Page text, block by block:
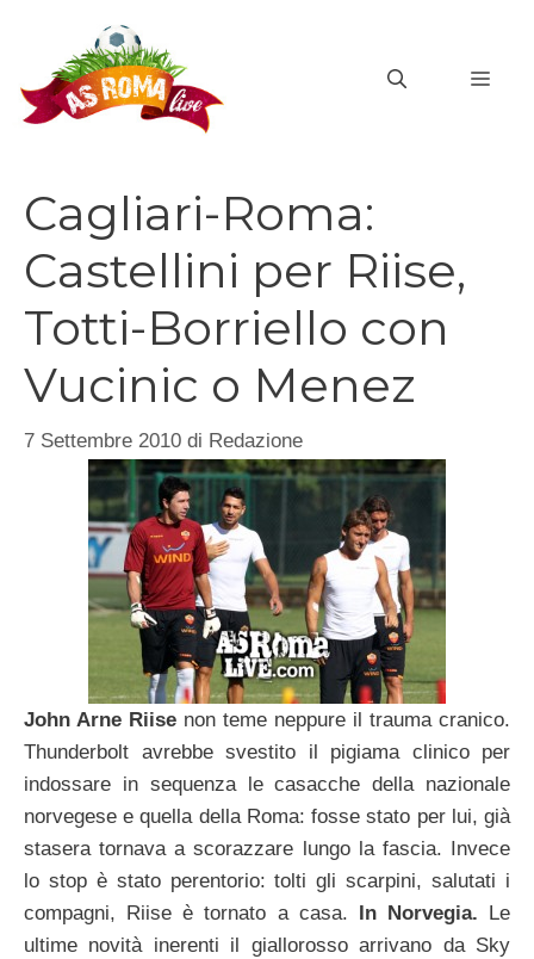
contenuto
Cagliari-Roma:
Castellini per Riise,
Totti-Borriello con
Vucinic o Menez
7 Settembre 2010 di Redazione
John Arne Riise non teme neppure il trauma cranico.
Thunderbolt avrebbe svestito il pigiama clinico per
indossare in sequenza le casacche della nazionale
norvegese e quella della Roma: fosse stato per lui, già
stasera tornava a scorazzare lungo la fascia. Invece
lo stop è stato perentorio: tolti gli scarpini, salutati i
compagni, Riise è tornato a casa. In Norvegia. Le
ultime novità inerenti il giallorosso arrivano da Sky